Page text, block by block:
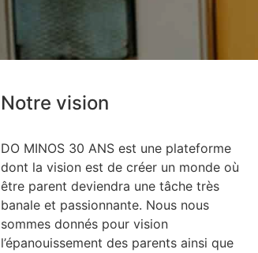
Notre vision
DO MINOS 30 ANS est une plateforme
dont la vision est de créer un monde où
être parent deviendra une tâche très
banale et passionnante. Nous nous
sommes donnés pour vision
l’épanouissement des parents ainsi que